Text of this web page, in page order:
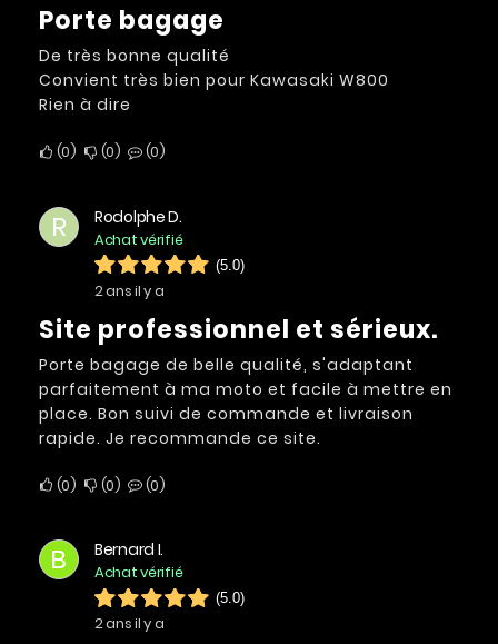
Porte bagage
De très bonne qualité
Convient très bien pour Kawasaki W800
Rien à dire
0 0 0
R Rodolphe D.
Achat vérifié
(5.0)
2 ans il y a
Site professionnel et sérieux.
Porte bagage de belle qualité, s'adaptant
parfaitement à ma moto et facile à mettre en
place. Bon suivi de commande et livraison
rapide. Je recommande ce site.
0 0 0
B Bernard I.
Achat vérifié
(5.0)
2 ans il y a